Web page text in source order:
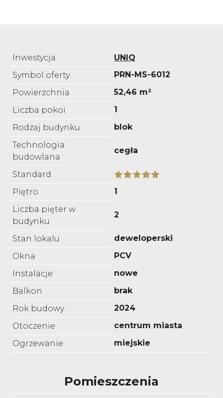
Inwestycja
UNIQ
Symbol oferty
PRN-MS-6012
Powierzchnia
52,46 m²
Liczba pokoi
1
Rodzaj budynku
blok
Technologia
budowlana
cegła
Standard
Piętro
1
Liczba pięter w
budynku
2
Stan lokalu
deweloperski
Okna
PCV
Instalacje
nowe
Balkon
brak
Rok budowy
2024
Otoczenie
centrum miasta
Ogrzewanie
miejskie
Pomieszczenia